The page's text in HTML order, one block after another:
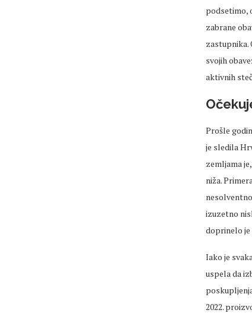
podsetimo,
zabrane
zastupnika.
svojih
aktivnih
Prošle
je sledila
zemljama
niža.
izuzetno
doprinelo
Iako je
uspela da
2022.